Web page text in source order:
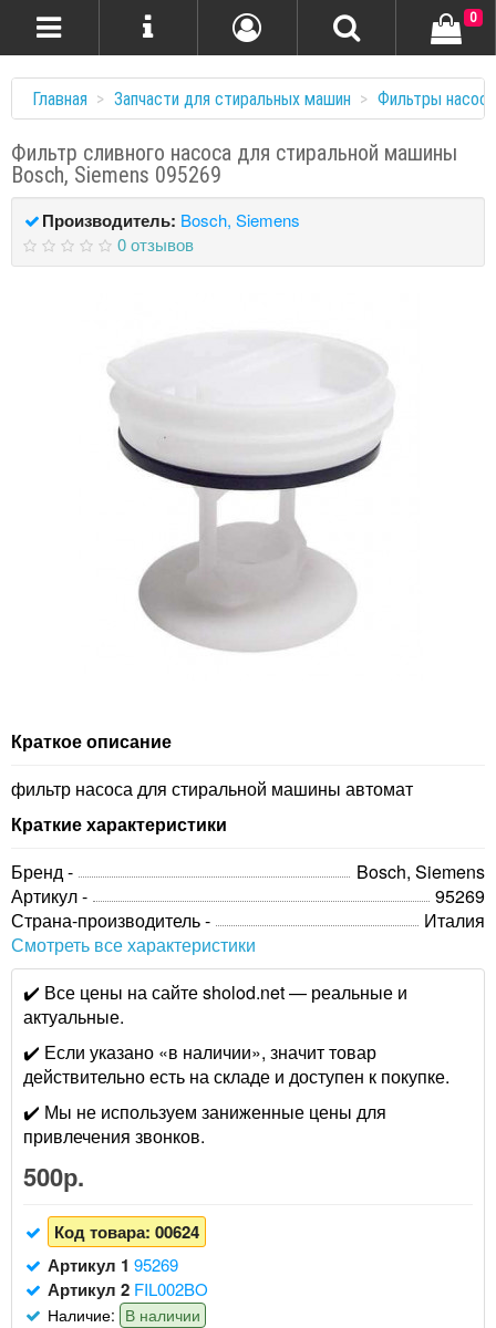
0
Главная Запчасти для стиральных машин Фильтры насоса
Фильтр сливного насоса для стиральной машины
Bosch, Siemens 095269
Производитель: Bosch, Siemens
0 отзывов
Краткое описание
фильтр насоса для стиральной машины автомат
Краткие характеристики
Бренд -
Bosch, Siemens
Артикул -
95269
Страна-производитель -
Италия
Смотреть все характеристики
✔️ Все цены на сайте sholod.net — реальные и
актуальные.
✔️ Если указано «в наличии», значит товар
действительно есть на складе и доступен к покупке.
✔️ Мы не используем заниженные цены для
привлечения звонков.
500р.
Код товара: 00624
Артикул 1 95269
Артикул 2 FIL002BO
Наличие: В наличии